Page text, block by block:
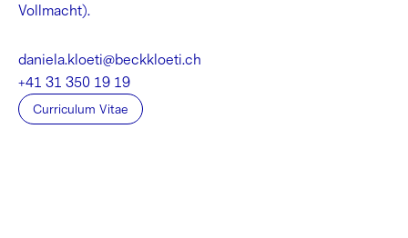
Vollmacht).
daniela.kloeti@beckkloeti.ch
+41 31 350 19 19
Curriculum Vitae